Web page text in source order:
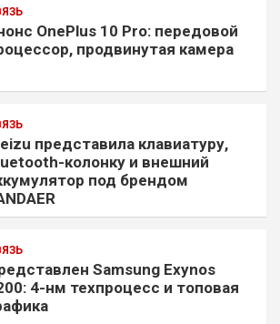
OnePlus 10 Pro: передовой
продвинутая камера
представила клавиатуру,
колонку и внешний
под брендом
Samsung Exynos
4-нм техпроцесс и топовая